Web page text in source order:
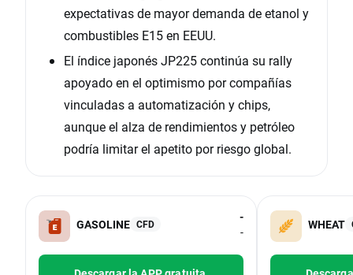
expectativas de mayor demanda de etanol y
combustibles E15 en EEUU.
El índice japonés JP225 continúa su rally
apoyado en el optimismo por compañías
vinculadas a automatización y chips,
aunque el alza de rendimientos y petróleo
podría limitar el apetito por riesgo global.
GASOLINE CFD
-
-
WHEAT